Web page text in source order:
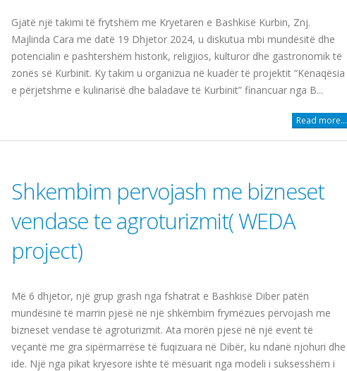
Gjatё njё takimi tё frytshёm me Kryetaren e Bashkisё Kurbin, Znj.
Majlinda Cara me datё 19 Dhjetor 2024, u diskutua mbi mundёsitё dhe
potencialin e pashtershёm historik, religjios, kulturor dhe gastronomik tё
zonёs sё Kurbinit. Ky takim u organizua nё kuadёr tё projektit “Kёnaqёsia
e pёrjetshme e kulinarisё dhe baladave tё Kurbinit” financuar nga B...
Read more...
Shkembim pervojash me bizneset
vendase te agroturizmit( WEDA
project)
Më 6 dhjetor, një grup grash nga fshatrat e Bashkisё Diber patën
mundësinë të marrin pjesë në një shkëmbim frymëzues përvojash me
bizneset vendase të agroturizmit. Ata morën pjesë në një event të
veçantë me gra sipërmarrëse të fuqizuara në Dibër, ku ndanë njohuri dhe
ide. Një nga pikat kryesore ishte të mësuarit nga modeli i suksesshëm i